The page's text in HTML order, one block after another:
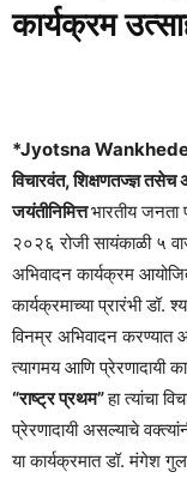
कार्यक्रम
*Jyotsna Wankhede*:
विचारवंत, शिक्षणतज्ज्ञ
जयंतीनिमित्तभारतीय जनता
२०२६ रोजी सायंकाळी ५
अभिवादन कार्यक्रम
कार्यक्रमाच्या प्रारंभी डॉ.
विनम्र अभिवादन करण्यात
त्यागमय आणि प्रेरणादायी
“राष्ट्र प्रथम”हा त्यांचा
प्रेरणादायी असल्याचे
या कार्यक्रमात डॉ. मंगेश